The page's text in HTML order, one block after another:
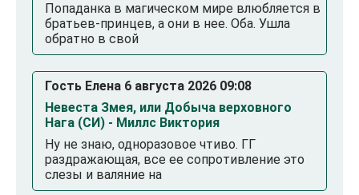
Попаданка в магическом мире влюбляется в
братьев-принцев, а они в нее. Оба. Ушла
обратно в свой
Гость Елена 6 августа 2026 09:08
Невеста Змея, или Добыча верховного
Нага (СИ) - Миллс Виктория
Ну не знаю, одноразовое чтиво. ГГ
раздражающая, все ее сопротивление это
слезы и валяние на